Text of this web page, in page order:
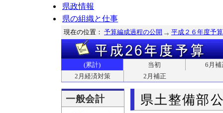
県政情報
県の組織と仕事
現在の位置： 予算編成過程の公開 平成２６年度予算
(累計) 当初
6月補
2月経済対策
2月補正
一般会計 県土整備部